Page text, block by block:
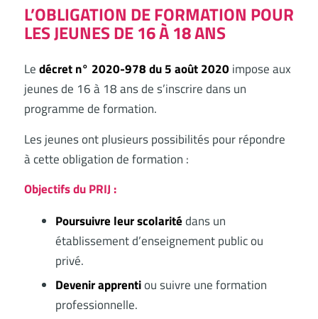
L’OBLIGATION DE FORMATION POUR
LES JEUNES DE 16 À 18 ANS
Ledécret n° 2020-978 du 5 août 2020impose aux
jeunes de 16 à 18 ans de s’inscrire dans un
programme de formation.
Les jeunes ont plusieurs possibilités pour répondre
à cette obligation de formation :
Objectifs du PRIJ :
Poursuivre leur scolaritédans un
établissement d’enseignement public ou
privé.
Devenir apprentiou suivre une formation
professionnelle.